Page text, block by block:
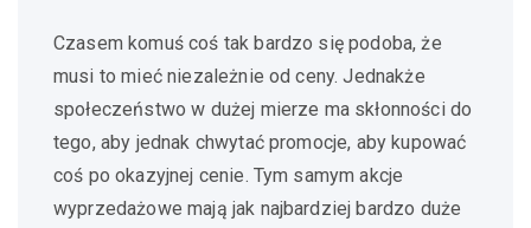
Czasem komuś coś tak bardzo się podoba, że
musi to mieć niezależnie od ceny. Jednakże
społeczeństwo w dużej mierze ma skłonności do
tego, aby jednak chwytać promocje, aby kupować
coś po okazyjnej cenie. Tym samym akcje
wyprzedażowe mają jak najbardziej bardzo duże